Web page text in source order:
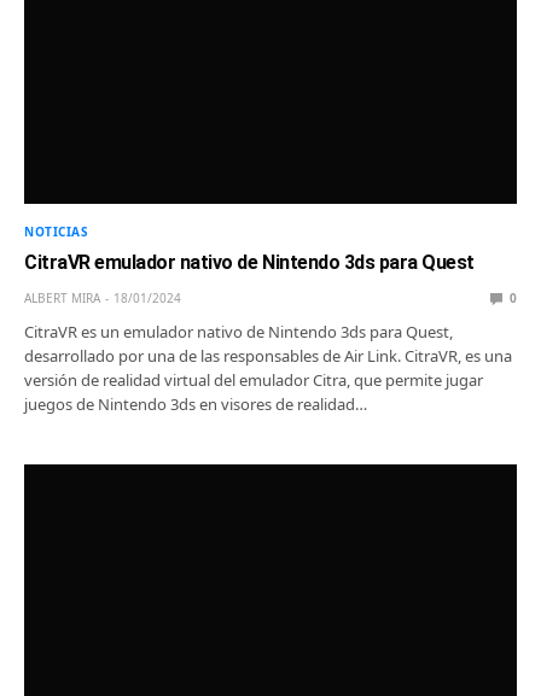
NOTICIAS
CitraVR emulador nativo de Nintendo 3ds para Quest
ALBERT MIRA 18/01/2024 0
CitraVR es un emulador nativo de Nintendo 3ds para Quest,
desarrollado por una de las responsables de Air Link. CitraVR, es una
versión de realidad virtual del emulador Citra, que permite jugar
juegos de Nintendo 3ds en visores de realidad…